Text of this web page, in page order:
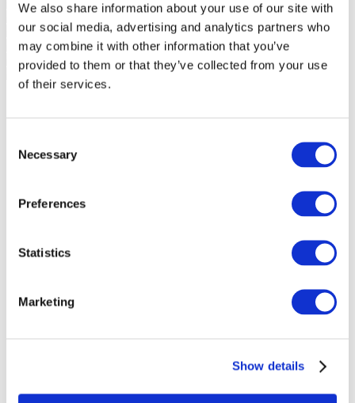
We also share information about your use of our site with
our social media, advertising and analytics partners who
may combine it with other information that you’ve
provided to them or that they’ve collected from your use
of their services.
Selection
Necessary
Preferences
Statistics
Marketing
Show details